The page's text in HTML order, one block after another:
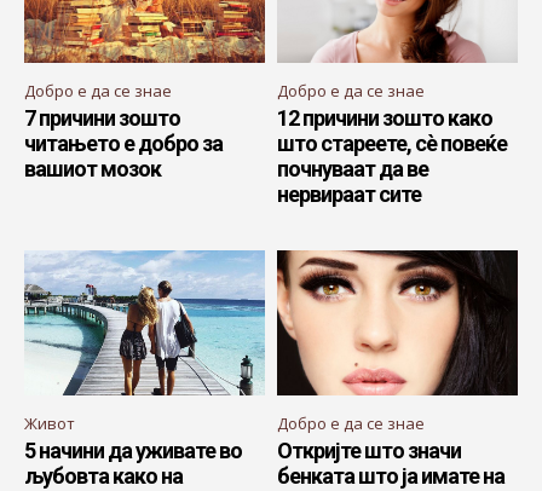
Добро е да се знае
7 причини зошто
читањето е добро за
вашиот мозок
Добро е да се знае
12 причини зошто како
што стареете, сè повеќе
почнуваат да ве
нервираат сите
Живот
5 начини да уживате во
љубовта како на
Добро е да се знае
Откријте што значи
бенката што ја имате на